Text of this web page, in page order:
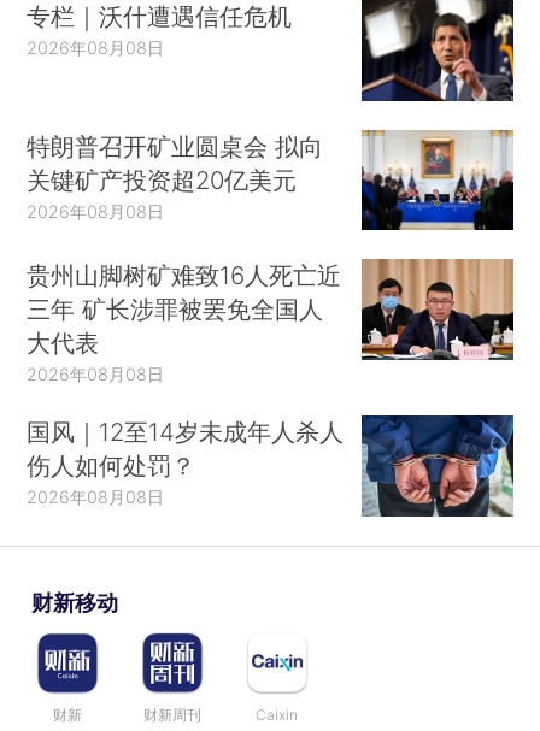
专栏｜沃什遭遇信任危机
2026年08月08日
特朗普召开矿业圆桌会 拟向
关键矿产投资超20亿美元
2026年08月08日
贵州山脚树矿难致16人死亡近
三年 矿长涉罪被罢免全国人
大代表
2026年08月08日
国风｜12至14岁未成年人杀人
伤人如何处罚？
2026年08月08日
财新移动
财新 财新周刊 Caixin